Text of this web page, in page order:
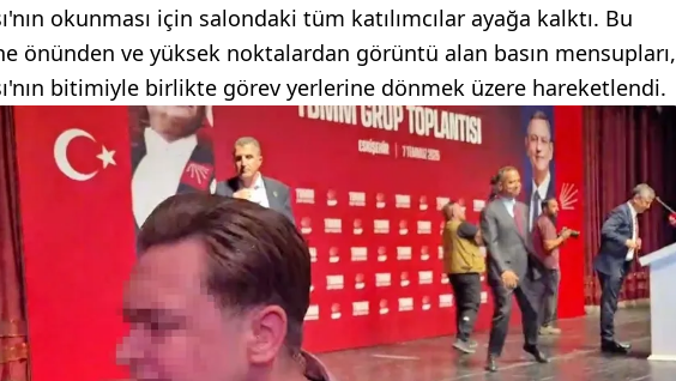
okunması için salondaki tüm katılımcılar ayağa kalktı. Bu
önünden ve yüksek noktalardan görüntü alan basın mensupları,
bitimiyle birlikte görev yerlerine dönmek üzere hareketlendi.